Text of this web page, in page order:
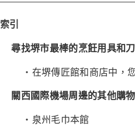
索引
尋找堺市最棒的烹飪用具和
在堺傳匠館和商店中，
關西國際機場周邊的其他購
泉州毛巾本館